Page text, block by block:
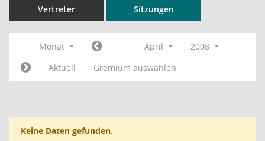
Vertreter Sitzungen
Monat April
2008
Aktuell
Gremium auswählen
Keine Daten gefunden.